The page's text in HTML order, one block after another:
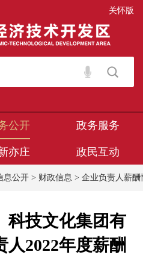
关怀版
公开 政务服务
亦庄 政民互动
息公开 > 财政信息 > 企业负责人薪酬
科技文化集团有
人2022年度薪酬